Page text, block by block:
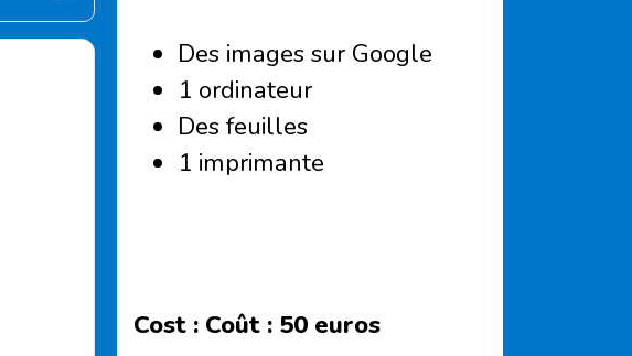
Des images sur Google
1 ordinateur
Des feuilles
1 imprimante
Cost : Coût : 50 euros